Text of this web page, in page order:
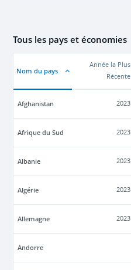
Tous les pays et économies
Nom du pays
Année la Plus
Récente
Afghanistan 2023
Afrique du Sud 2023
Albanie 2023
Algérie 2023
Allemagne 2023
Andorre